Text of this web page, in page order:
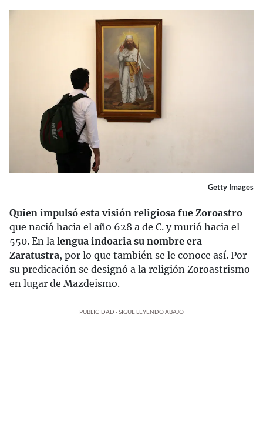
Getty Images
Quien impulsó esta visión religiosa fue Zoroastro
que nació hacia el año 628 a de C. y murió hacia el
550. En la lengua indoaria su nombre era
Zaratustra, por lo que también se le conoce así. Por
su predicación se designó a la religión Zoroastrismo
en lugar de Mazdeismo.
PUBLICIDAD - SIGUE LEYENDO ABAJO